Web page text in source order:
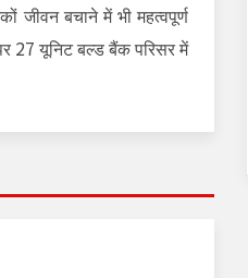
बचाने में भी महत्वपूर्ण
27 यूनिट बल्ड बैंक परिसर में